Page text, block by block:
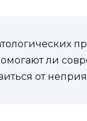
ли
от